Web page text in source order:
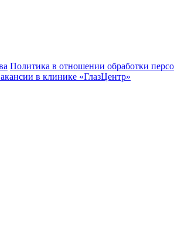
Политика в отношении обработки
в клинике «ГлазЦентр»